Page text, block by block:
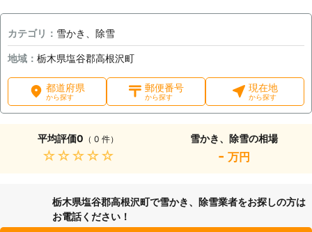
カテゴリ： 雪かき、除雪
地域： 栃木県塩谷郡高根沢町
都道府県
から探す
郵便番号
から探す
現在地
から探す
平均評価0 （ 0 件）
★★★★★
雪かき、除雪の相場
- 万円
栃木県塩谷郡高根沢町で雪かき、除雪業者をお探しの方は
お電話ください！